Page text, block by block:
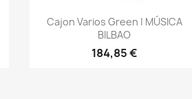
Vista rápida
Cajon Varios Green | MÚSICA
BILBAO
184,85 €